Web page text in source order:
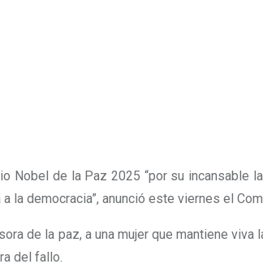
Nobel de la Paz 2025 “por su
democracia”, anunció este viernes el
de la paz, a una mujer que mantiene
del fallo.